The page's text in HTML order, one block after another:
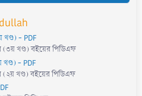
- PDF
খণ্ড) বইয়ের পিডিএফ
- PDF
খণ্ড) বইয়ের পিডিএফ